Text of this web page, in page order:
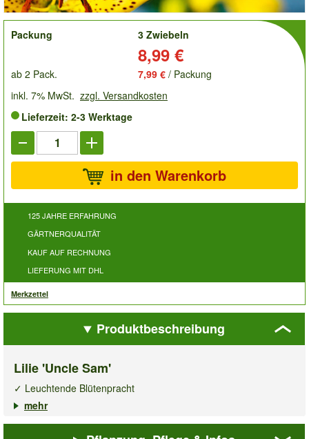
order
Packung
3 Zwiebeln
8,99 €
ab 2 Pack. 7,99 € / Packung
inkl. 7% MwSt. zzgl. Versandkosten
Lieferzeit: 2-3 Werktage
in den Warenkorb
125 JAHRE ERFAHRUNG
GÄRTNERQUALITÄT
KAUF AUF RECHNUNG
LIEFERUNG MIT DHL
Merkzettel
Produktbeschreibung
Lilie 'Uncle Sam'
✓ Leuchtende Blütenpracht
✓ Exotische Ausstrahlung
mehr